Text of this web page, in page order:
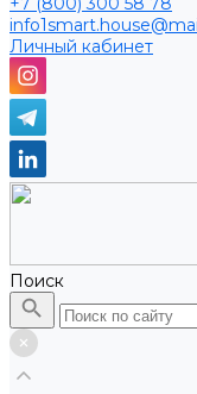
Личный кабинет
Поиск